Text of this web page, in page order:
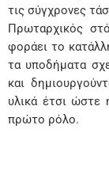
τις σύγχρονες
Πρωταρχικός
φοράει το
τα υποδήματα
και
υλικά έτσι ώστε
πρώτο ρόλο.